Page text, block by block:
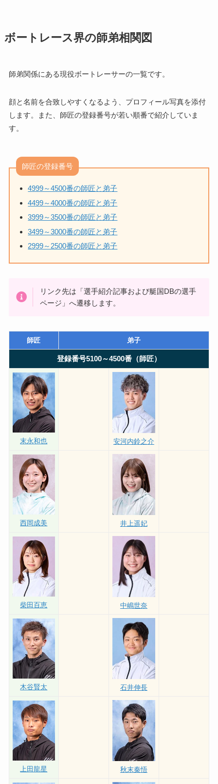
ボートレース界の師弟相関図
師弟関係にある現役ボートレーサーの一覧です。
顔と名前を合致しやすくなるよう、プロフィール写真を添付
します。また、師匠の登録番号が若い順番で紹介していま
す。
師匠の登録番号
4999～4500番の師匠と弟子
4499～4000番の師匠と弟子
3999～3500番の師匠と弟子
3499～3000番の師匠と弟子
2999～2500番の師匠と弟子
リンク先は「選手紹介記事および艇国DBの選手
ページ」へ遷移します。
師匠 弟子
登録番号5100～4500番（師匠）
末永和也 安河内鈴之介
西岡成美 井上遥妃
柴田百恵 中嶋世奈
木谷賢太 石井伸長
上田龍星 秋末秦悟